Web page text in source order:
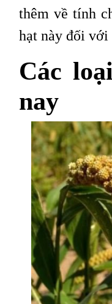
thêm về tính
hạt này đối với
Các
nay